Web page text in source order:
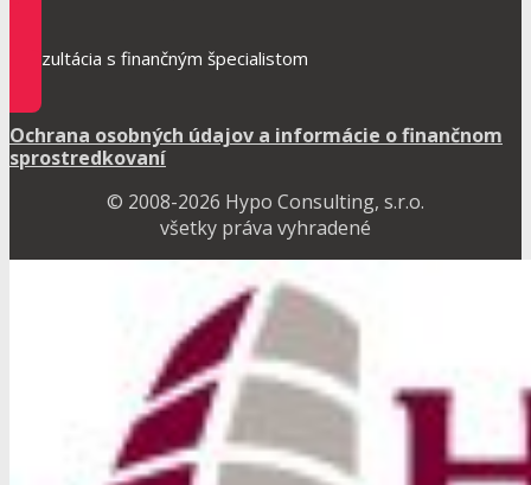
Konzultácia s finančným špecialistom
Ochrana osobných údajov a informácie o finančnom
sprostredkovaní
© 2008-2026 Hypo Consulting, s.r.o.
všetky práva vyhradené